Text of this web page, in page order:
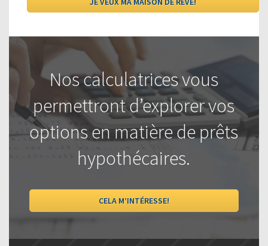
Nos calculatrices vous
permettront d’explorer vos
options en matière de prêts
hypothécaires.
CELA M’INTÉRESSE!